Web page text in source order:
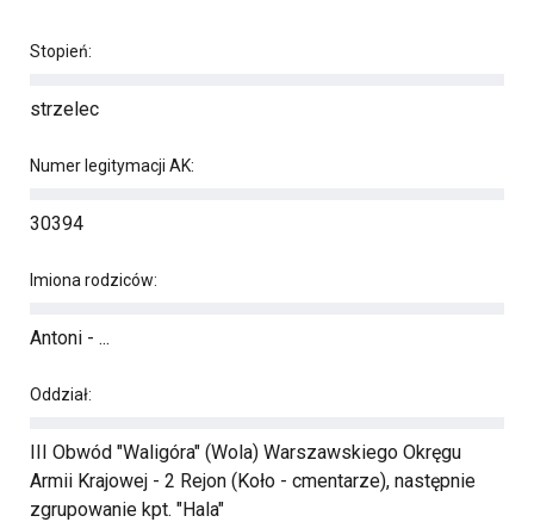
Stopień:
strzelec
Numer legitymacji AK:
30394
Imiona rodziców:
Antoni - ...
Oddział:
III Obwód "Waligóra" (Wola) Warszawskiego Okręgu
Armii Krajowej - 2 Rejon (Koło - cmentarze), następnie
zgrupowanie kpt. "Hala"